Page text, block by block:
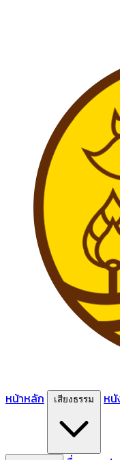
หน้าหลัก หนั